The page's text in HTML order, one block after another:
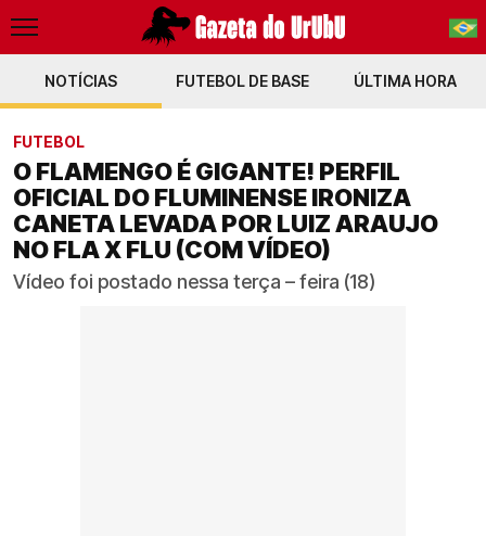
PT-BR
NOTÍCIAS FUTEBOL DE BASE ÚLTIMA HORA
FUTEBOL
O FLAMENGO É GIGANTE! PERFIL
OFICIAL DO FLUMINENSE IRONIZA
CANETA LEVADA POR LUIZ ARAUJO
NO FLA X FLU (COM VÍDEO)
Vídeo foi postado nessa terça – feira (18)